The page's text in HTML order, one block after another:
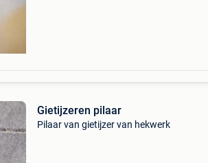
Gietijzeren pilaar
Pilaar van gietijzer van hekwerk